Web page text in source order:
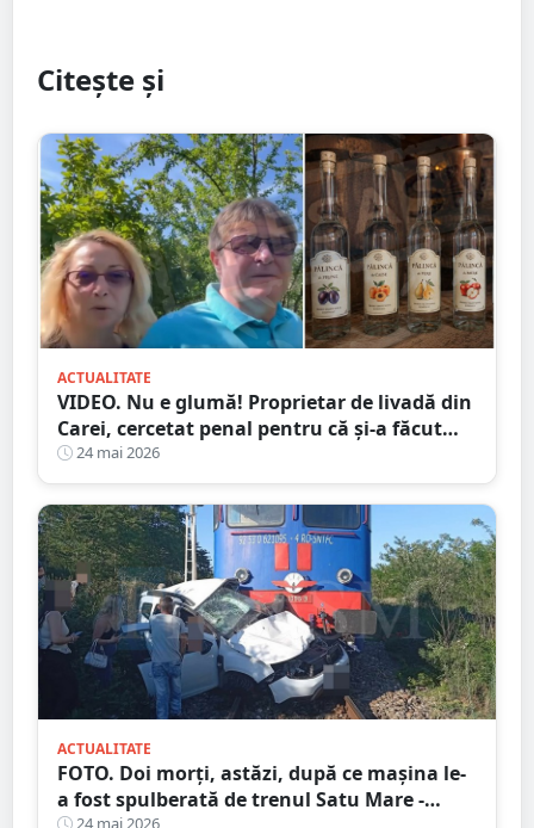
Citește și
ACTUALITATE
VIDEO. Nu e glumă! Proprietar de livadă din
Carei, cercetat penal pentru că și-a făcut
pălincă! Nu a vândut-o, ci a strâns-o
24 mai 2026
ACTUALITATE
FOTO. Doi morți, astăzi, după ce mașina le-
a fost spulberată de trenul Satu Mare -
24 mai 2026